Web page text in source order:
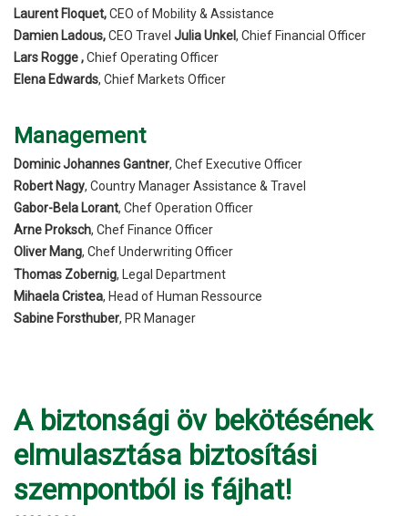
Laurent Floquet,CEO of Mobility & Assistance
Damien Ladous,CEO Travel Julia Unkel, Chief Financial Officer
Lars Rogge ,Chief Operating Officer
Elena Edwards, Chief Markets Officer
Management
Dominic Johannes Gantner, Chef Executive Officer
Robert Nagy, Country Manager Assistance & Travel
Gabor-Bela Lorant, Chef Operation Officer
Arne Proksch, Chef Finance Officer
Oliver Mang, Chef Underwriting Officer
Thomas Zobernig, Legal Department
Mihaela Cristea, Head of Human Ressource
Sabine Forsthuber, PR Manager
A biztonsági öv bekötésének
elmulasztása biztosítási
szempontból is fájhat!